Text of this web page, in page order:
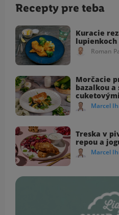
Recepty pre teba
Kuracie
Roman
Morčacie
bazalkou
Marcel
Treska v
repou a
Marcel